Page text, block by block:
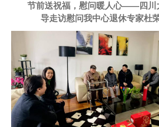
节前送祝福，慰问暖人心——四川
导走访慰问我中心退休专家杜